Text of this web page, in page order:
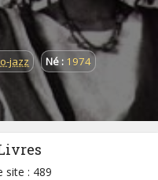
jazz Né : 1974
site : 489